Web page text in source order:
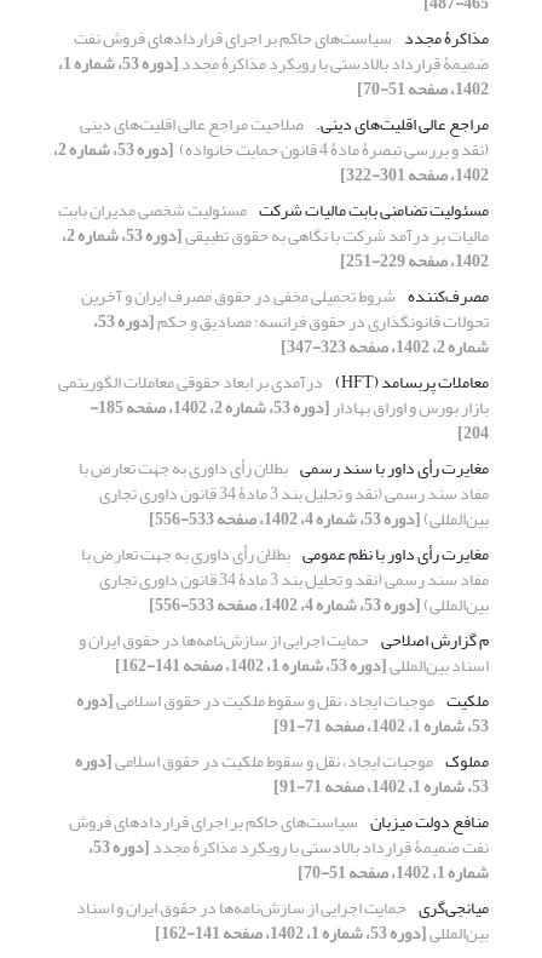
مذاکرۀ مجدد سیاست‌های حاکم بر اجرای قراردادهای فروش نفت
ضمیمۀ قرارداد بالادستی با رویکرد مذاکرۀ مجدد [دوره 53، شماره 1،
1402، صفحه 51-70]
مراجع عالی اقلیت‌های دینی.‏ صلاحیت مراجع عالی اقلیت‌های دینی
(نقد و بررسی تبصرۀ مادۀ 4 ‏قانون حمایت خانواده) ‏ [دوره 53، شماره 2،
1402، صفحه 301-322]
مسئولیت تضامنی بابت مالیات شرکت مسئولیت شخصی مدیران بابت
مالیات بر درآمد شرکت با نگاهی به ‏حقوق تطبیقی [دوره 53، شماره 2،
1402، صفحه 229-251]
مصرف‌کننده شروط تحمیلی مخفی در حقوق مصرف ایران و آخرین
تحولات ‏قانونگذاری در حقوق فرانسه؛ مصادیق و حکم [دوره 53،
شماره 2، 1402، صفحه 323-347]
معاملات پربسامد (‏HFT‏)
درآمدی بر ابعاد حقوقی معاملات الگوریتمی
بازار بورس و اوراق ‏بهادار [دوره 53، شماره 2، 1402، صفحه 185-
204]
مغایرت رأی داور با سند رسمی بطلان رأی داوری به جهت تعارض با
مفاد سند رسمی (نقد و تحلیل بند 3 مادۀ 34 قانون داوری تجاری
بین‌المللی)[دوره 53، شماره 4، 1402، صفحه 533-556]
مغایرت رأی داور با نظم عمومی بطلان رأی داوری به جهت تعارض با
مفاد سند رسمی (نقد و تحلیل بند 3 مادۀ 34 قانون داوری تجاری
بین‌المللی)[دوره 53، شماره 4، 1402، صفحه 533-556]
م گزارش اصلاحی حمایت اجرایی از سازش‌نامه‌ها در حقوق ایران و
اسناد بین‌المللی[دوره 53، شماره 1، 1402، صفحه 141-162]
ملکیت موجبات ایجاد، نقل و سقوط ملکیت در حقوق اسلامی[دوره
53، شماره 1، 1402، صفحه 71-91]
مملوک موجبات ایجاد، نقل و سقوط ملکیت در حقوق اسلامی[دوره
53، شماره 1، 1402، صفحه 71-91]
منافع دولت میزبان سیاست‌های حاکم بر اجرای قراردادهای فروش
نفت ضمیمۀ قرارداد بالادستی با رویکرد مذاکرۀ مجدد [دوره 53،
شماره 1، 1402، صفحه 51-70]
میانجی‌گری حمایت اجرایی از سازش‌نامه‌ها در حقوق ایران و اسناد
بین‌المللی[دوره 53، شماره 1، 1402، صفحه 141-162]